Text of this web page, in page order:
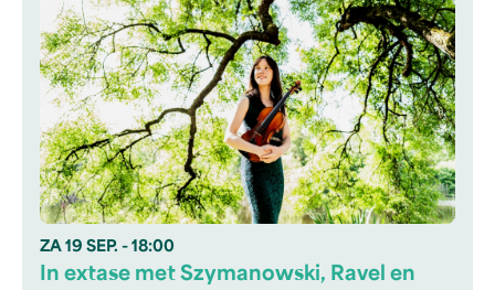
ZA 19 SEP. - 18:00
In extase met Szymanowski, Ravel en